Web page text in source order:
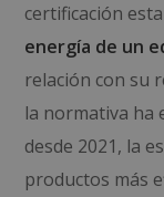
certificación
energía de un
relación con su
la normativa ha
desde 2021, la
productos más